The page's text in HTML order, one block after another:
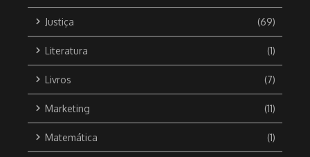
Justiça (69)
Literatura (1)
Livros (7)
Marketing (11)
Matemática (1)